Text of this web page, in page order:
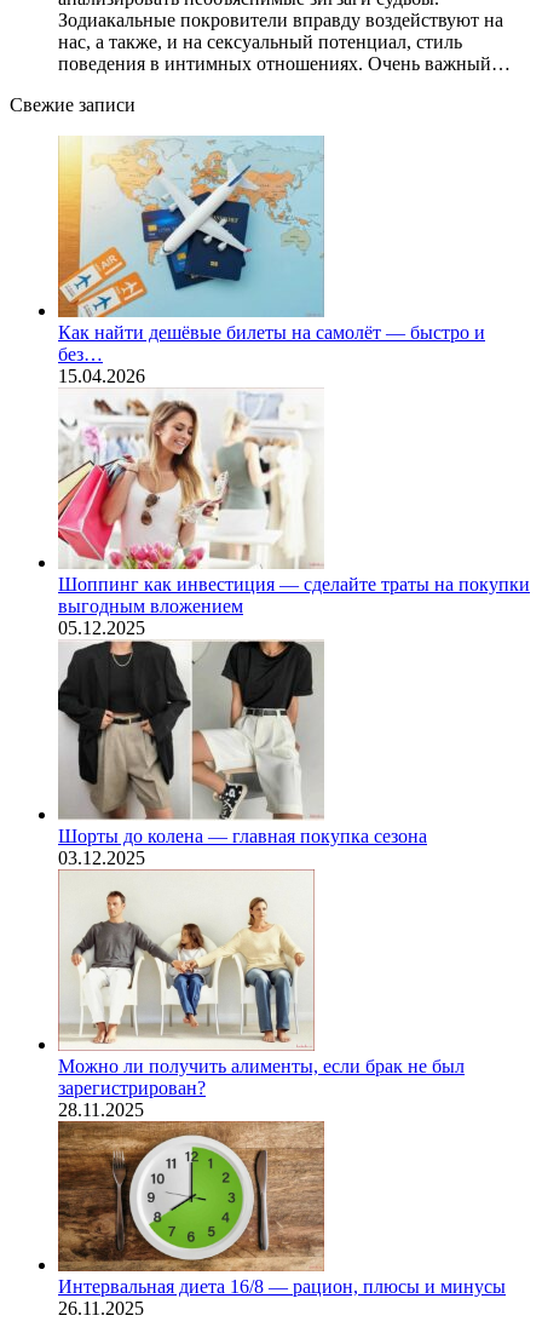
Зодиакальные покровители вправду воздействуют на
нас, а также, и на сексуальный потенциал, стиль
поведения в интимных отношениях. Очень важный…
Свежие записи
Как найти дешёвые билеты на самолёт — быстро и
без…
15.04.2026
Шоппинг как инвестиция — сделайте траты на покупки
выгодным вложением
05.12.2025
Шорты до колена — главная покупка сезона
03.12.2025
Можно ли получить алименты, если брак не был
зарегистрирован?
28.11.2025
Интервальная диета 16/8 — рацион, плюсы и минусы
26.11.2025